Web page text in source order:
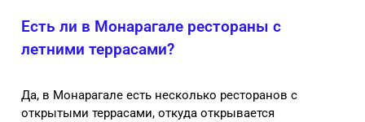
Есть ли в Монарагале рестораны с
летними террасами?
Да, в Монарагале есть несколько ресторанов с
открытыми террасами, откуда открывается